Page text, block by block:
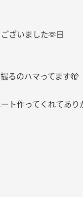
ざいました🫶🏻
るのハマってます🫣
ト作ってくれてあり